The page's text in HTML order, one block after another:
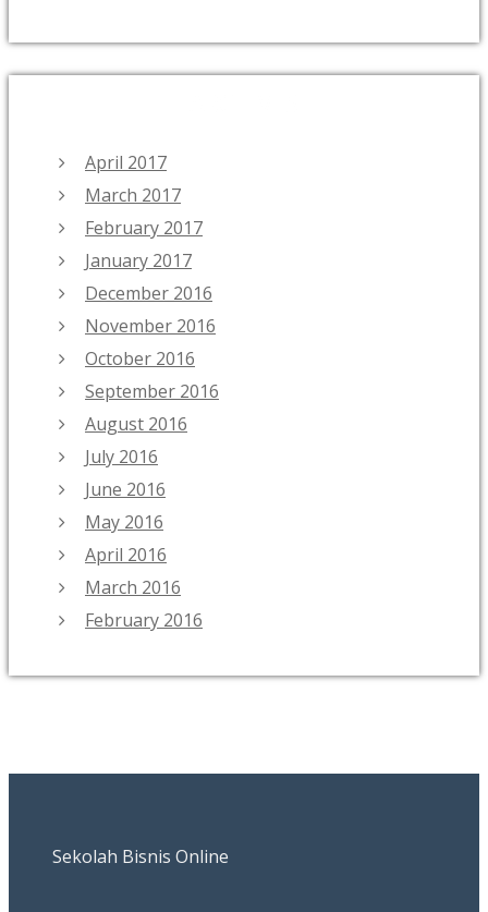
April 2017
March 2017
February 2017
January 2017
December 2016
November 2016
October 2016
September 2016
August 2016
July 2016
June 2016
May 2016
April 2016
March 2016
February 2016
Sekolah Bisnis Online